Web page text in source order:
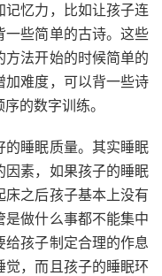
记忆力，比如让孩子连
一些简单的古诗。这些
法开始的时候简单的
加难度，可以背一些诗
的数字训练。
的睡眠质量。其实睡眠
因素，如果孩子的睡眠
床之后孩子基本上没有
做什么事都不能集中
给孩子制定合理的作息
觉，而且孩子的睡眠环